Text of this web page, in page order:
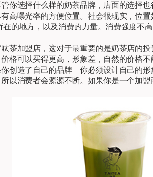
选择什么样的奶茶品牌，店面的选择也
高曝光率的方便位置。社会很现实，位
的地方，以及消费的力量。消费强度不高
加盟店，这对于最重要的是奶茶店的投
格可以买得更高，形象差，自然的价格
创造了自己的品牌，你必须设计自己的
以消费者会源源不断。如果你是一个加